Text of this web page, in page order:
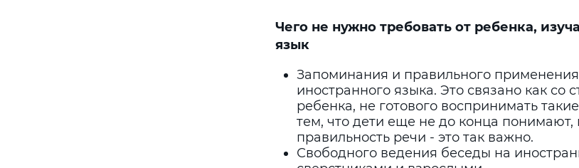
Чего не нужно требовать от ребенка,
язык
Запоминания и правильного
иностранного языка. Это связано как со
ребенка, не готового воспринимать
тем, что дети еще не до конца понимают,
правильность речи - это так важно.
Свободного ведения беседы на